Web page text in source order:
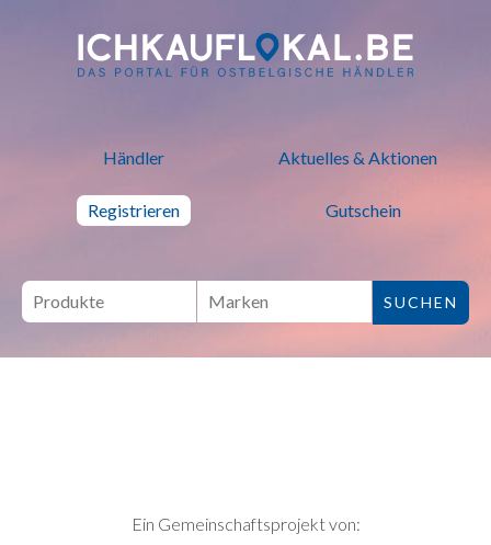
ich kauf lokal - Bei lokalen
Händler Aktuelles & Aktionen
Registrieren Gutschein
SEITENFUSSEin Gemeinschaftsprojekt von: